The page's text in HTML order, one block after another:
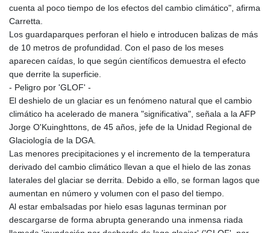
cuenta al poco tiempo de los efectos del cambio climático", afirma
Carretta.
Los guardaparques perforan el hielo e introducen balizas de más
de 10 metros de profundidad. Con el paso de los meses
aparecen caídas, lo que según científicos demuestra el efecto
que derrite la superficie.
- Peligro por 'GLOF' -
El deshielo de un glaciar es un fenómeno natural que el cambio
climático ha acelerado de manera "significativa", señala a la AFP
Jorge O'Kuinghttons, de 45 años, jefe de la Unidad Regional de
Glaciología de la DGA.
Las menores precipitaciones y el incremento de la temperatura
derivado del cambio climático llevan a que el hielo de las zonas
laterales del glaciar se derrita. Debido a ello, se forman lagos que
aumentan en número y volumen con el paso del tiempo.
Al estar embalsadas por hielo esas lagunas terminan por
descargarse de forma abrupta generando una inmensa riada